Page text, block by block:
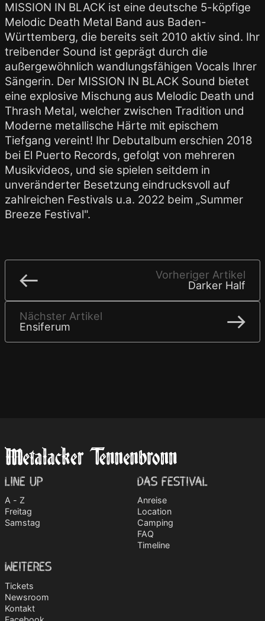
MISSION IN BLACK ist eine deutsche 5-köpfige
Melodic Death Metal Band aus Baden-
Württemberg, die bereits seit 2010 aktiv sind. Ihr
treibender Sound ist geprägt durch die
außergewöhnlich wandlungsfähigen Vocals Ihrer
Sängerin. Der MISSION IN BLACK Sound bietet
eine explosive Mischung aus Melodic Death und
Thrash Metal, welcher zwischen Tradition und
Moderne metallische Härte mit epischem
Tiefgang vereint! Ihr Debutalbum erschien 2018
bei El Puerto Records, gefolgt von mehreren
Musikvideos, und sie spielen seitdem in
unveränderter Besetzung eindrucksvoll auf
zahlreichen Festivals u.a. 2022 beim „Summer
Breeze Festival".
Vorheriger Artikel
Darker Half
Nächster Artikel
Ensiferum
LINE UP
A - Z
Freitag
Samstag
DAS FESTIVAL
Anreise
Location
Camping
FAQ
Timeline
WEITERES
Tickets
Newsroom
Kontakt